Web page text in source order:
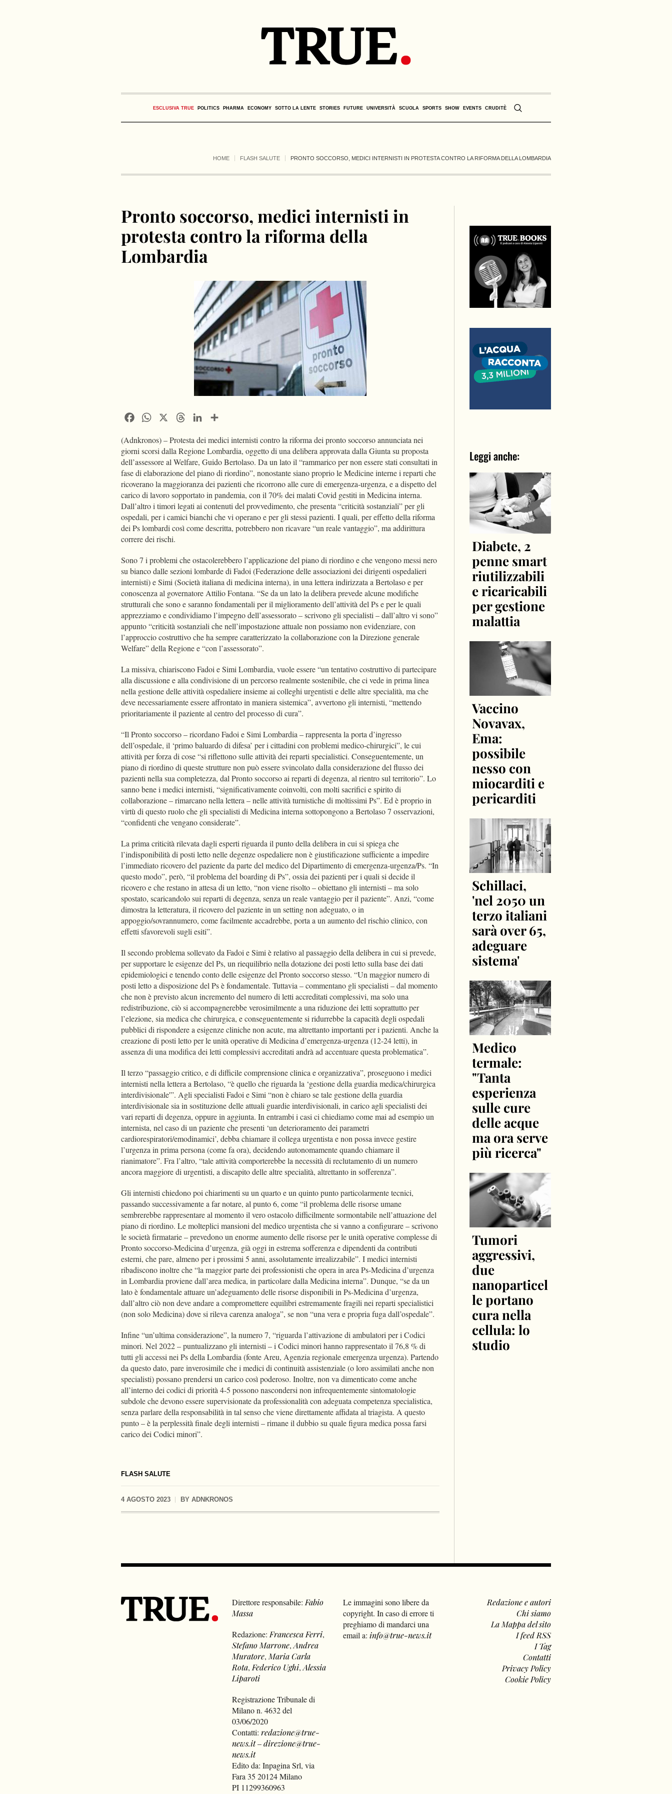
ESCLUSIVA TRUE POLITICS PHARMA ECONOMY SOTTO LA LENTE STORIES FUTURE UNIVERSITÀ SCUOLA SPORTS SHOW EVENTS CRUDITÈ
HOME FLASH SALUTE PRONTO SOCCORSO, MEDICI INTERNISTI IN PROTESTA CONTRO LA RIFORMA DELLA LOMBARDIA
FLASH SALUTE
Pronto soccorso, medici internisti in
protesta contro la riforma della
Lombardia
4 AGOSTO 2023 BY ADNKRONOS
FacebookWhatsApp ThreadsLinkedIn
(Adnkronos) – Protesta dei medici internisti contro la riforma dei pronto soccorso annunciata nei
giorni scorsi dalla Regione Lombardia, oggetto di una delibera approvata dalla Giunta su proposta
dell’assessore al Welfare, Guido Bertolaso. Da un lato il “rammarico per non essere stati consultati in
fase di elaborazione del piano di riordino”, nonostante siano proprio le Medicine interne i reparti che
ricoverano la maggioranza dei pazienti che ricorrono alle cure di emergenza-urgenza, e a dispetto del
carico di lavoro sopportato in pandemia, con il 70% dei malati Covid gestiti in Medicina interna.
Dall’altro i timori legati ai contenuti del provvedimento, che presenta “criticità sostanziali” per gli
ospedali, per i camici bianchi che vi operano e per gli stessi pazienti. I quali, per effetto della riforma
dei Ps lombardi così come descritta, potrebbero non ricavare “un reale vantaggio”, ma addirittura
correre dei rischi.
Sono 7 i problemi che ostacolerebbero l’applicazione del piano di riordino e che vengono messi nero
su bianco dalle sezioni lombarde di Fadoi (Federazione delle associazioni dei dirigenti ospedalieri
internisti) e Simi (Società italiana di medicina interna), in una lettera indirizzata a Bertolaso e per
conoscenza al governatore Attilio Fontana. “Se da un lato la delibera prevede alcune modifiche
strutturali che sono e saranno fondamentali per il miglioramento dell’attività del Ps e per le quali
apprezziamo e condividiamo l’impegno dell’assessorato – scrivono gli specialisti – dall’altro vi sono”
appunto “criticità sostanziali che nell’impostazione attuale non possiamo non evidenziare, con
l’approccio costruttivo che ha sempre caratterizzato la collaborazione con la Direzione generale
Welfare” della Regione e “con l’assessorato”.
La missiva, chiariscono Fadoi e Simi Lombardia, vuole essere “un tentativo costruttivo di partecipare
alla discussione e alla condivisione di un percorso realmente sostenibile, che ci vede in prima linea
nella gestione delle attività ospedaliere insieme ai colleghi urgentisti e delle altre specialità, ma che
deve necessariamente essere affrontato in maniera sistemica”, avvertono gli internisti, “mettendo
prioritariamente il paziente al centro del processo di cura”.
“Il Pronto soccorso – ricordano Fadoi e Simi Lombardia – rappresenta la porta d’ingresso
dell’ospedale, il ‘primo baluardo di difesa’ per i cittadini con problemi medico-chirurgici”, le cui
attività per forza di cose “si riflettono sulle attività dei reparti specialistici. Conseguentemente, un
piano di riordino di queste strutture non può essere svincolato dalla considerazione del flusso dei
pazienti nella sua completezza, dal Pronto soccorso ai reparti di degenza, al rientro sul territorio”. Lo
sanno bene i medici internisti, “significativamente coinvolti, con molti sacrifici e spirito di
collaborazione – rimarcano nella lettera – nelle attività turnistiche di moltissimi Ps”. Ed è proprio in
virtù di questo ruolo che gli specialisti di Medicina interna sottopongono a Bertolaso 7 osservazioni,
“confidenti che vengano considerate”.
La prima criticità rilevata dagli esperti riguarda il punto della delibera in cui si spiega che
l’indisponibilità di posti letto nelle degenze ospedaliere non è giustificazione sufficiente a impedire
l’immediato ricovero del paziente da parte del medico del Dipartimento di emergenza-urgenza/Ps. “In
questo modo”, però, “il problema del boarding di Ps”, ossia dei pazienti per i quali si decide il
ricovero e che restano in attesa di un letto, “non viene risolto – obiettano gli internisti – ma solo
spostato, scaricandolo sui reparti di degenza, senza un reale vantaggio per il paziente”. Anzi, “come
dimostra la letteratura, il ricovero del paziente in un setting non adeguato, o in
appoggio/sovrannumero, come facilmente accadrebbe, porta a un aumento del rischio clinico, con
effetti sfavorevoli sugli esiti”.
Il secondo problema sollevato da Fadoi e Simi è relativo al passaggio della delibera in cui si prevede,
per supportare le esigenze del Ps, un riequilibrio nella dotazione dei posti letto sulla base dei dati
epidemiologici e tenendo conto delle esigenze del Pronto soccorso stesso. “Un maggior numero di
posti letto a disposizione del Ps è fondamentale. Tuttavia – commentano gli specialisti – dal momento
che non è previsto alcun incremento del numero di letti accreditati complessivi, ma solo una
redistribuzione, ciò si accompagnerebbe verosimilmente a una riduzione dei letti soprattutto per
l’elezione, sia medica che chirurgica, e conseguentemente si ridurrebbe la capacità degli ospedali
pubblici di rispondere a esigenze cliniche non acute, ma altrettanto importanti per i pazienti. Anche la
creazione di posti letto per le unità operative di Medicina d’emergenza-urgenza (12-24 letti), in
assenza di una modifica dei letti complessivi accreditati andrà ad accentuare questa problematica”.
Il terzo “passaggio critico, e di difficile comprensione clinica e organizzativa”, proseguono i medici
internisti nella lettera a Bertolaso, “è quello che riguarda la ‘gestione della guardia medica/chirurgica
interdivisionale'”. Agli specialisti Fadoi e Simi “non è chiaro se tale gestione della guardia
interdivisionale sia in sostituzione delle attuali guardie interdivisionali, in carico agli specialisti dei
vari reparti di degenza, oppure in aggiunta. In entrambi i casi ci chiediamo come mai ad esempio un
internista, nel caso di un paziente che presenti ‘un deterioramento dei parametri
cardiorespiratori/emodinamici’, debba chiamare il collega urgentista e non possa invece gestire
l’urgenza in prima persona (come fa ora), decidendo autonomamente quando chiamare il
rianimatore”. Fra l’altro, “tale attività comporterebbe la necessità di reclutamento di un numero
ancora maggiore di urgentisti, a discapito delle altre specialità, altrettanto in sofferenza”.
Gli internisti chiedono poi chiarimenti su un quarto e un quinto punto particolarmente tecnici,
passando successivamente a far notare, al punto 6, come “il problema delle risorse umane
sembrerebbe rappresentare al momento il vero ostacolo difficilmente sormontabile nell’attuazione del
piano di riordino. Le molteplici mansioni del medico urgentista che si vanno a configurare – scrivono
le società firmatarie – prevedono un enorme aumento delle risorse per le unità operative complesse di
Pronto soccorso-Medicina d’urgenza, già oggi in estrema sofferenza e dipendenti da contributi
esterni, che pare, almeno per i prossimi 5 anni, assolutamente irrealizzabile”. I medici internisti
ribadiscono inoltre che “la maggior parte dei professionisti che opera in area Ps-Medicina d’urgenza
in Lombardia proviene dall’area medica, in particolare dalla Medicina interna”. Dunque, “se da un
lato è fondamentale attuare un’adeguamento delle risorse disponibili in Ps-Medicina d’urgenza,
dall’altro ciò non deve andare a compromettere equilibri estremamente fragili nei reparti specialistici
(non solo Medicina) dove si rileva carenza analoga”, se non “una vera e propria fuga dall’ospedale”.
Infine “un’ultima considerazione”, la numero 7, “riguarda l’attivazione di ambulatori per i Codici
minori. Nel 2022 – puntualizzano gli internisti – i Codici minori hanno rappresentato il 76,8 % di
tutti gli accessi nei Ps della Lombardia (fonte Areu, Agenzia regionale emergenza urgenza). Partendo
da questo dato, pare inverosimile che i medici di continuità assistenziale (o loro assimilati anche non
specialisti) possano prendersi un carico così poderoso. Inoltre, non va dimenticato come anche
all’interno dei codici di priorità 4-5 possono nascondersi non infrequentemente sintomatologie
subdole che devono essere supervisionate da professionalità con adeguata competenza specialistica,
senza parlare della responsabilità in tal senso che viene direttamente affidata al triagista. A questo
punto – è la perplessità finale degli internisti – rimane il dubbio su quale figura medica possa farsi
carico dei Codici minori”.
Leggi anche:
Diabete, 2
penne smart
riutilizzabili
e ricaricabili
per gestione
malattia
Vaccino
Novavax,
Ema:
possibile
nesso con
miocarditi e
pericarditi
Schillaci,
'nel 2050 un
terzo italiani
sarà over 65,
adeguare
sistema'
Medico
termale:
"Tanta
esperienza
sulle cure
delle acque
ma ora serve
più ricerca"
Tumori
aggressivi,
due
nanoparticel
le portano
cura nella
cellula: lo
studio
Direttore responsabile: Fabio
Massa
Redazione: Francesca Ferri,
Stefano Marrone,Andrea
Muratore, Maria Carla
Rota, Federico Ughi,Alessia
Liparoti
Registrazione Tribunale di
Milano n. 4632 del
03/06/2020
Contatti:redazione@true-
news.it–direzione@true-
news.it
Edito da: Inpagina Srl, via
Fara 35 20124 Milano
PI 11299360963
Le immagini sono libere da
copyright. In caso di errore ti
preghiamo di mandarci una
email a: info@true-news.it
Redazione e autori
Chi siamo
La Mappa del sito
I feed RSS
I Tag
Contatti
Privacy Policy
Cookie Policy